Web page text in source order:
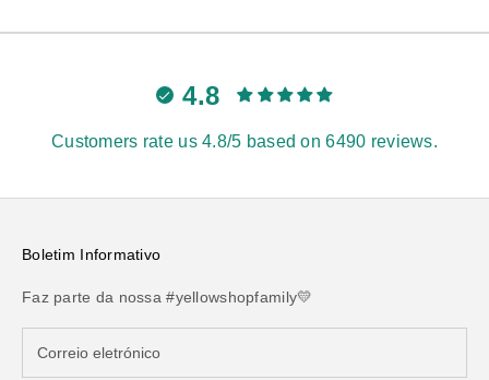
4.8
Customers rate us 4.8/5 based on 6490 reviews.
Boletim Informativo
Faz parte da nossa #yellowshopfamily💛